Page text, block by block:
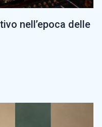
nell’epoca delle